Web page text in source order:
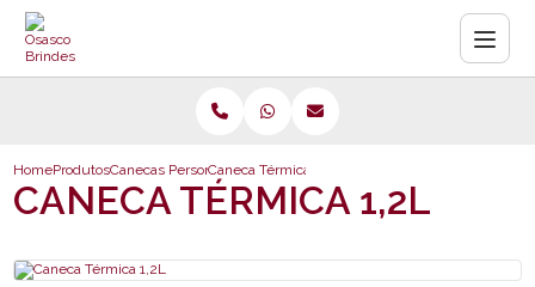
HomeProdutosCanecas PersonalizadasCaneca Térmica 1,2L
CANECA TÉRMICA 1,2L